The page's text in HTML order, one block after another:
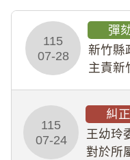
115
07-28
彈
新竹縣
主責新
幣
贈；復
於停工
115
07-24
糾
王幼玲
對於所